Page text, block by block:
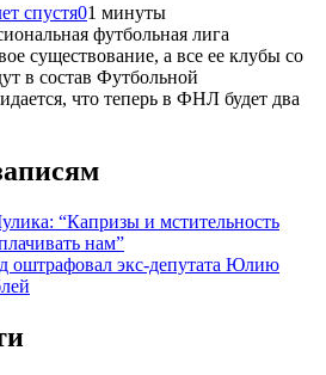
спустя01 минуты
футбольная лига
существование, а все ее клубы со
в состав Футбольной
что теперь в ФНЛ будет два
“Капризы и мстительность
нам”
оштрафовал экс-депутата Юлию